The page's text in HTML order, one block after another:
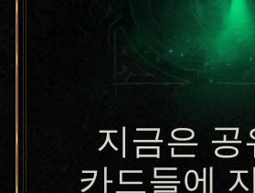
지금은 공
카드들에